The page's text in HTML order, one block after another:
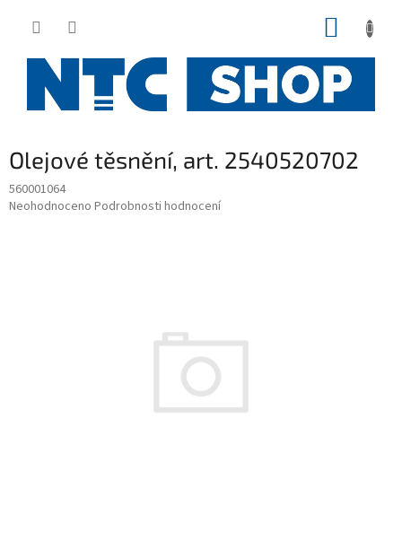
Olejové těsnění, art. 2540520702
560001064
Průměrné
Neohodnoceno Podrobnosti hodnocení